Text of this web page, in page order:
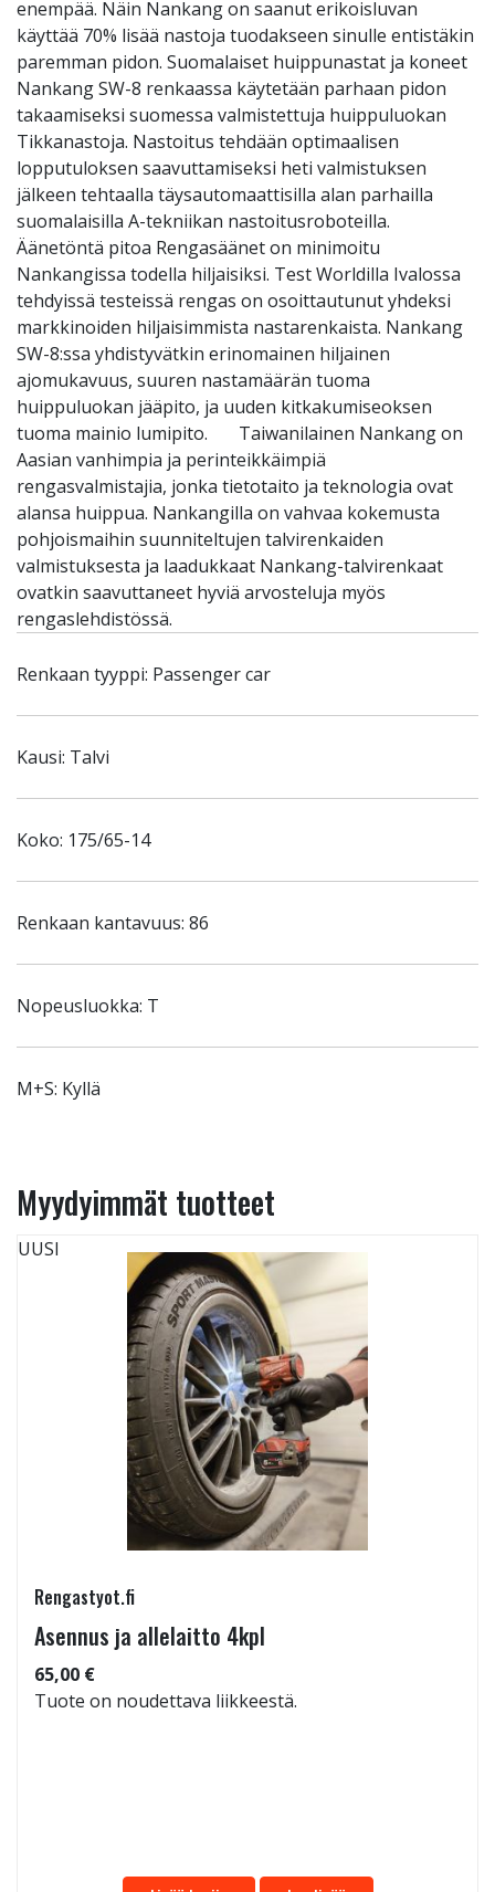
enempää. Näin Nankang on saanut erikoisluvan
käyttää 70% lisää nastoja tuodakseen sinulle entistäkin
paremman pidon. Suomalaiset huippunastat ja koneet
Nankang SW-8 renkaassa käytetään parhaan pidon
takaamiseksi suomessa valmistettuja huippuluokan
Tikkanastoja. Nastoitus tehdään optimaalisen
lopputuloksen saavuttamiseksi heti valmistuksen
jälkeen tehtaalla täysautomaattisilla alan parhailla
suomalaisilla A-tekniikan nastoitusroboteilla.
Äänetöntä pitoa Rengasäänet on minimoitu
Nankangissa todella hiljaisiksi. Test Worldilla Ivalossa
tehdyissä testeissä rengas on osoittautunut yhdeksi
markkinoiden hiljaisimmista nastarenkaista. Nankang
SW-8:ssa yhdistyvätkin erinomainen hiljainen
ajomukavuus, suuren nastamäärän tuoma
huippuluokan jääpito, ja uuden kitkakumiseoksen
tuoma mainio lumipito. Taiwanilainen Nankang on
Aasian vanhimpia ja perinteikkäimpiä
rengasvalmistajia, jonka tietotaito ja teknologia ovat
alansa huippua. Nankangilla on vahvaa kokemusta
pohjoismaihin suunniteltujen talvirenkaiden
valmistuksesta ja laadukkaat Nankang-talvirenkaat
ovatkin saavuttaneet hyviä arvosteluja myös
rengaslehdistössä.
Renkaan tyyppi: Passenger car
Kausi: Talvi
Koko: 175/65-14
Renkaan kantavuus: 86
Nopeusluokka: T
M+S: Kyllä
Myydyimmät tuotteet
UUSI
Rengastyot.fi
Asennus ja allelaitto 4kpl
65,00 €
Tuote on noudettava liikkeestä.